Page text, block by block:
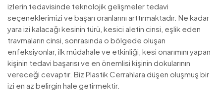
izlerin tedavisinde teknolojik gelişmeler tedavi
seçeneklerimizi ve başarı oranlarını arttırmaktadır. Ne kadar
yara izi kalacağı kesinin türü, kesici aletin cinsi, eşlik eden
travmaların cinsi, sonrasında o bölgede oluşan
enfeksiyonlar, ilk müdahale ve etkinliği, kesi onarımını yapan
kişinin tedavi başarısı ve en önemlisi kişinin dokularının
vereceği cevaptır. Biz Plastik Cerrahlara düşen oluşmuş bir
izi en az belirgin hale getirmektir.